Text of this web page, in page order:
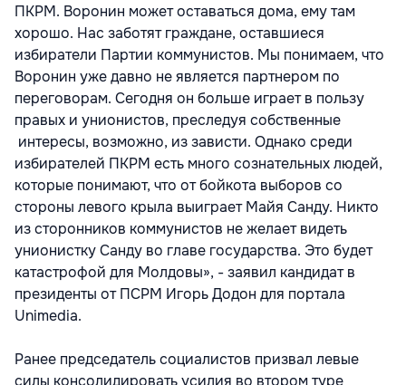
ПКРМ. Воронин может оставаться дома, ему там
хорошо. Нас заботят граждане, оставшиеся
избиратели Партии коммунистов. Мы понимаем, что
Воронин уже давно не является партнером по
переговорам. Сегодня он больше играет в пользу
правых и унионистов, преследуя собственные
интересы, возможно, из зависти. Однако среди
избирателей ПКРМ есть много сознательных людей,
которые понимают, что от бойкота выборов со
стороны левого крыла выиграет Майя Санду. Никто
из сторонников коммунистов не желает видеть
унионистку Санду во главе государства. Это будет
катастрофой для Молдовы», - заявил кандидат в
президенты от ПСРМ Игорь Додон для портала
Unimedia.
Ранее председатель социалистов призвал левые
силы консолидировать усилия во втором туре